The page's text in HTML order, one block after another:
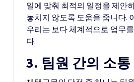
일에 맞춰 최적의 일정을 제안
놓치지 않도록 도움을 줍니다.
우리는 보다 체계적으로 업무
다.
3. 팀원 간의 소통